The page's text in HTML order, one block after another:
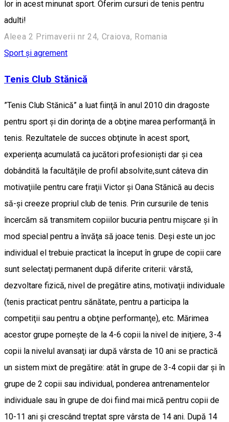
lor in acest minunat sport. Oferim cursuri de tenis pentru
adulti!
Aleea 2 Primaverii nr 24, Craiova, Romania
Sport și agrement
Tenis Club Stănică
”Tenis Club Stănică” a luat fiinţă în anul 2010 din dragoste
pentru sport şi din dorinţa de a obţine marea performanţă în
tenis. Rezultatele de succes obţinute în acest sport,
experienţa acumulată ca jucători profesionişti dar şi cea
dobândită la facultăţile de profil absolvite,sunt câteva din
motivaţiile pentru care fraţii Victor şi Oana Stănică au decis
să-şi creeze propriul club de tenis. Prin cursurile de tenis
încercăm să transmitem copiilor bucuria pentru mişcare şi în
mod special pentru a învăţa să joace tenis. Deşi este un joc
individual el trebuie practicat la început în grupe de copii care
sunt selectaţi permanent după diferite criterii: vârstă,
dezvoltare fizică, nivel de pregătire atins, motivaţii individuale
(tenis practicat pentru sănătate, pentru a participa la
competiţii sau pentru a obţine performanţe), etc. Mărimea
acestor grupe porneşte de la 4-6 copii la nivel de iniţiere, 3-4
copii la nivelul avansaţi iar după vârsta de 10 ani se practică
un sistem mixt de pregătire: atât în grupe de 3-4 copii dar şi în
grupe de 2 copii sau individual, ponderea antrenamentelor
individuale sau în grupe de doi fiind mai mică pentru copii de
10-11 ani şi crescând treptat spre vârsta de 14 ani. După 14